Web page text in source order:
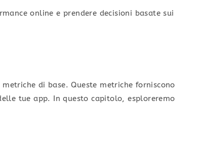
online e prendere decisioni basate sui
di base. Queste metriche forniscono
tue app. In questo capitolo, esploreremo